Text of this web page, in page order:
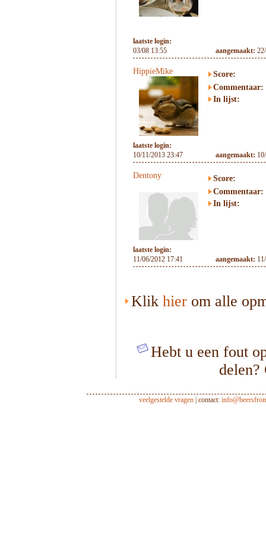
laatste login:
03/08 13:55
aangemaakt:
HippieMike
Score:
Commentaar:
In lijst:
laatste login:
10/11/2013 23:47
aangemaakt:
Dentony
Score:
Commentaar:
In lijst:
laatste login:
11/06/2012 17:41
aangemaakt:
Klik hier om alle
Hebt u een fout
veelgestelde vragen| contact: